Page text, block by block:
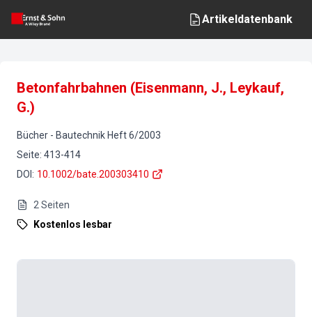
Artikeldatenbank
Betonfahrbahnen (Eisenmann, J., Leykauf,
G.)
Bücher - Bautechnik Heft6/2003
Seite: 413-414
DOI : 10.1002/bate.200303410
2 Seiten
Kostenlos lesbar